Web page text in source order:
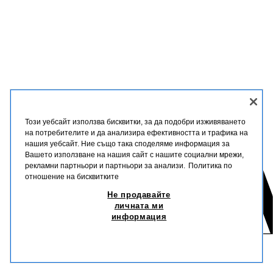
Този уебсайт използва бисквитки, за да подобри изживяването
на потребителите и да анализира ефективността и трафика на
нашия уебсайт. Ние също така споделяме информация за
Вашето използване на нашия сайт с нашите социални мрежи,
рекламни партньори и партньори за анализи. Политика по
отношение на бисквитките
Не продавайте
личната ми
информация